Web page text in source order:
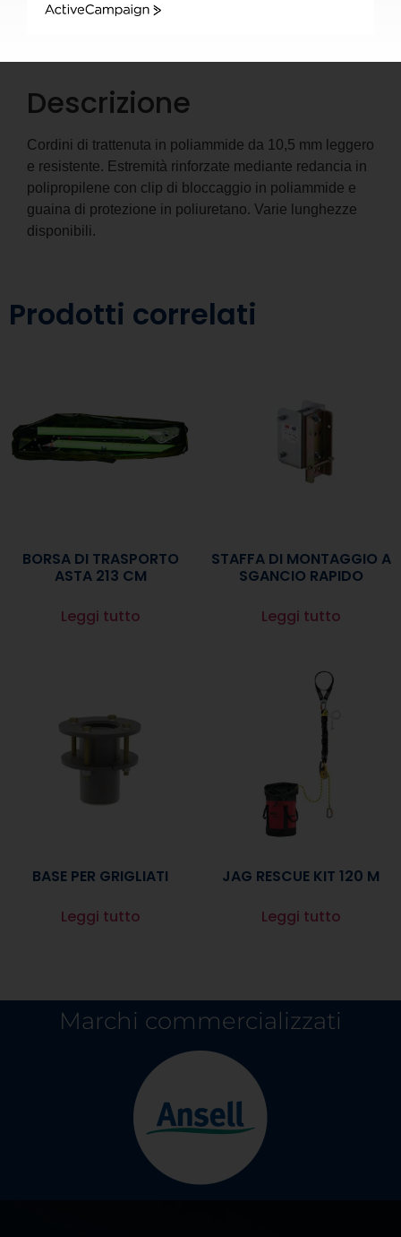
Descrizione
Cordini di trattenuta in poliammide da 10,5 mm leggero
e resistente. Estremità rinforzate mediante redancia in
polipropilene con clip di bloccaggio in poliammide e
guaina di protezione in poliuretano. Varie lunghezze
disponibili.
Prodotti correlati
BORSA DI TRASPORTO
ASTA 213 CM
Leggi tutto
STAFFA DI MONTAGGIO A
SGANCIO RAPIDO
Leggi tutto
BASE PER GRIGLIATI
Leggi tutto
JAG RESCUE KIT 120 M
Leggi tutto
Marchi commercializzati
ActiveCampaign